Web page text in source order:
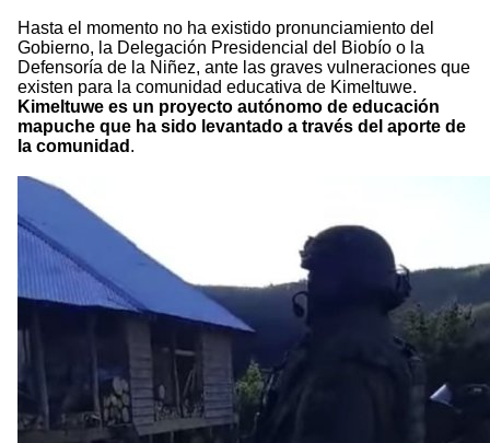
Hasta el momento no ha existido pronunciamiento del
Gobierno, la Delegación Presidencial del Biobío o la
Defensoría de la Niñez, ante las graves vulneraciones que
existen para la comunidad educativa de Kimeltuwe.
Kimeltuwe es un proyecto autónomo de educación
mapuche que ha sido levantado a través del aporte de
la comunidad .